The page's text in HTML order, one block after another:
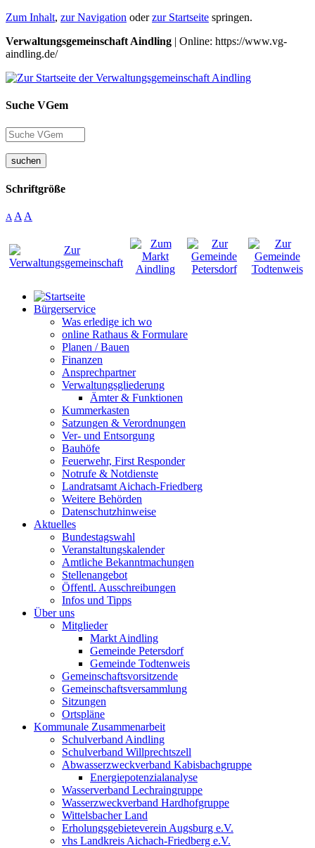
Zum Inhalt, zur Navigation oderzur Startseite springen.
Verwaltungsgemeinschaft Aindling | Online: https://www.vg-
aindling.de/
Suche VGem
suchen
Schriftgröße
A A A
Bürgerservice
Was erledige ich wo
online Rathaus & Formulare
Planen / Bauen
Finanzen
Ansprechpartner
Verwaltungsgliederung
Ämter & Funktionen
Kummerkasten
Satzungen & Verordnungen
Ver- und Entsorgung
Bauhöfe
Feuerwehr, First Responder
Notrufe & Notdienste
Landratsamt Aichach-Friedberg
Weitere Behörden
Datenschutzhinweise
Aktuelles
Bundestagswahl
Veranstaltungskalender
Amtliche Bekanntmachungen
Stellenangebot
Öffentl. Ausschreibungen
Infos und Tipps
Über uns
Mitglieder
Markt Aindling
Gemeinde Petersdorf
Gemeinde Todtenweis
Gemeinschaftsvorsitzende
Gemeinschaftsversammlung
Sitzungen
Ortspläne
Kommunale Zusammenarbeit
Schulverband Aindling
Schulverband Willprechtszell
Abwasserzweckverband Kabisbachgruppe
Energiepotenzialanalyse
Wasserverband Lechraingruppe
Wasserzweckverband Hardhofgruppe
Wittelsbacher Land
Erholungsgebieteverein Augsburg e.V.
vhs Landkreis Aichach-Friedberg e.V.